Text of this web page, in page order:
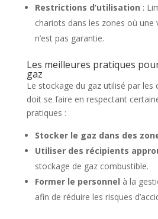
Restrictions d’utilisation :
chariots dans les zones où une
n’est pas garantie.
Les meilleures pratiques
gaz
Le stockage du gaz utilisé par les
doit se faire en respectant
pratiques :
Stocker le gaz dans des
Utiliser des récipients
stockage de gaz combustible.
Former le personnel à la
afin de réduire les risques